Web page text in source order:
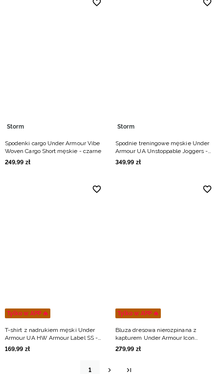
Storm
Spodenki cargo Under Armour Vibe
Woven Cargo Short męskie - czarne
249,99 zł
Storm
Spodnie treningowe męskie Under
Armour UA Unstoppable Joggers -
beżowe
349,99 zł
Tylko w APP 🔥
T-shirt z nadrukiem męski Under
Armour UA HW Armour Label SS -
zielony
169,99 zł
Tylko w APP 🔥
Bluza dresowa nierozpinana z
kapturem Under Armour Icon
Fleece Hoodie męska - zielona
279,99 zł
1